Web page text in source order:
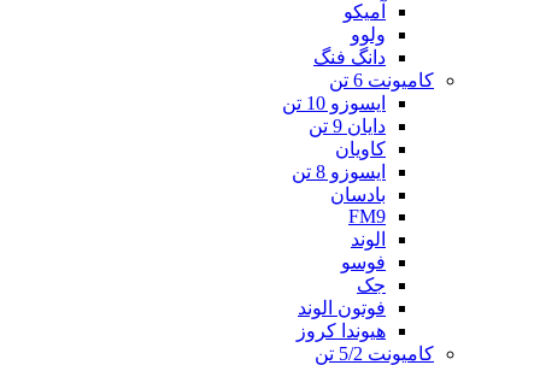
آمیکو
ولوو
دانگ فنگ
کامیونت 6 تن
ایسوزو 10 تن
دایان 9 تن
کاویان
ایسوزو 8 تن
بادسان
FM9
الوند
فوسو
جک
فوتون الوند
هیوندا کروز
کامیونت 5/2 تن